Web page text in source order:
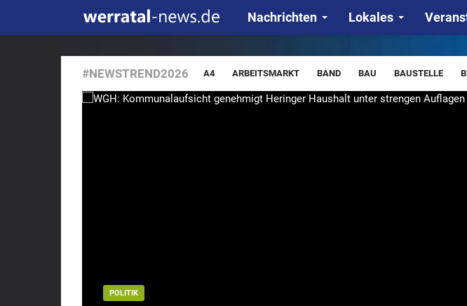
Nachrichten Lokales
#NEWSTREND2026 A4 ARBEITSMARKT BAND BAU BAUSTELLE
BLAULICHT BRAND CDU DIEBSTAHL DIENSTAHL DROGEN EINBRUCH
POLITIK